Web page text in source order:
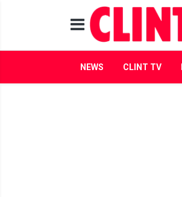
NEWS CLINT TV